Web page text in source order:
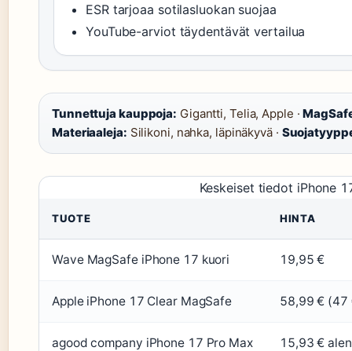
ESR tarjoaa sotilasluokan suojaa
YouTube-arviot täydentävät vertailua
Tunnettuja kauppoja: Gigantti, Telia, Apple ·
Materiaaleja: Silikoni, nahka, läpinäkyvä ·
Keskeiset tiedot iPhone
TUOTE HINTA
Wave MagSafe iPhone 17 kuori 19,95 €
Apple iPhone 17 Clear MagSafe 58,99 € (47
agood company iPhone 17 Pro Max 15,93 €